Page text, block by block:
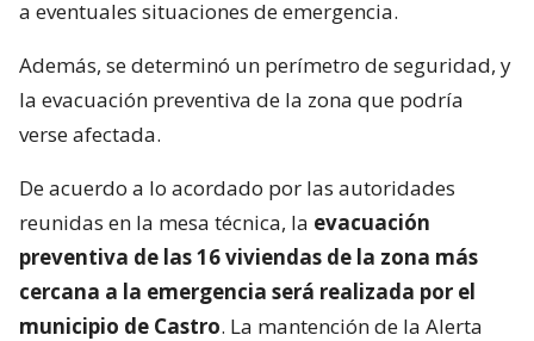
a eventuales situaciones de emergencia.
Además, se determinó un perímetro de seguridad, y
la evacuación preventiva de la zona que podría
verse afectada.
De acuerdo a lo acordado por las autoridades
reunidas en la mesa técnica, la evacuación
preventiva de las 16 viviendas de la zona más
cercana a la emergencia será realizada por el
municipio de Castro. La mantención de la Alerta